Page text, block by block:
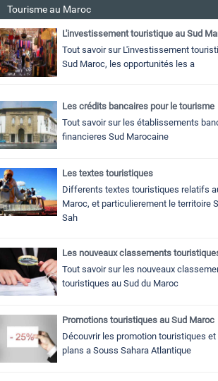
Tourisme au Maroc
L'investissement touristique au Sud
Tout savoir sur L'investissement
Sud Maroc, les opportunités les a
Les crédits bancaires pour le tourisme
Tout savoir sur les établissements
financieres Sud Marocaine
Les textes touristiques
Differents textes touristiques relatifs
Maroc, et particulierement le territoire
Sah
Les nouveaux classements
Tout savoir sur les nouveaux
touristiques au Sud du Maroc
Promotions touristiques au Sud Maroc
Découvrir les promotion touristiques et
plans a Souss Sahara Atlantique